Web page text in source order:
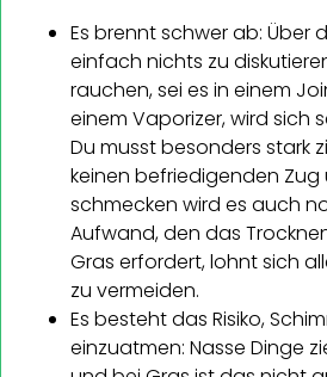
Es brennt schwer ab: Über
einfach nichts zu
rauchen, sei es in einem
einem Vaporizer, wird sich
Du musst besonders stark
keinen befriedigenden
schmecken wird es auch
Aufwand, den das
Gras erfordert, lohnt sich
zu vermeiden.
Es besteht das Risiko,
einzuatmen: Nasse Dinge